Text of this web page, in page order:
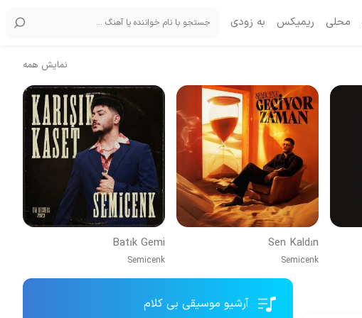
محلی ریمیکس به زودی
نمایش همه
Sen Kaldın
Semicenk
Batık Gemi
Semicenk
آرشیو موسیقی بی کلام